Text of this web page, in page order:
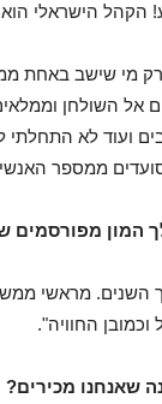
הקהל הישראלי
אל השולחן
ועוד לא התחלתי
ממספר
המון מפורסמים
השנים. מראשי
וכמובן החוויה".
שאנחנו מכירים?